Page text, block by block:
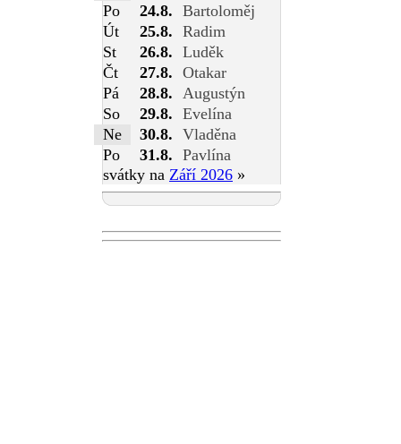
Po
24.8. Bartoloměj
Út
25.8. Radim
St
26.8. Luděk
Čt
27.8. Otakar
Pá
28.8.
Augustýn
So
29.8. Evelína
Ne
30.8. Vladěna
Po
31.8. Pavlína
svátky na Září 2026 »